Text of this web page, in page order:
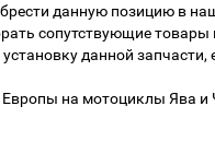
данную позицию в
сопутствующие
данной запчасти,
на мотоциклы Ява и